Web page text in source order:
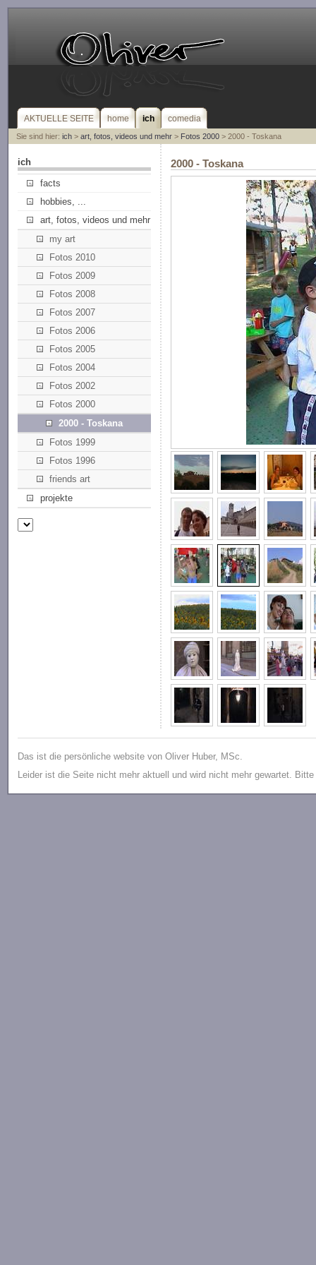
AKTUELLE SEITE home ich comedia
Sie sind hier: ich> art, fotos, videos und mehr> Fotos 2000> 2000 - Toskana
ich
facts
hobbies, ...
art, fotos, videos und mehr
my art
Fotos 2010
Fotos 2009
Fotos 2008
Fotos 2007
Fotos 2006
Fotos 2005
Fotos 2004
Fotos 2002
Fotos 2000
2000 - Toskana
Fotos 1999
Fotos 1996
friends art
projekte
2000 - Toskana
Das ist die persönliche website von Oliver Huber, MSc.
Leider ist die Seite nicht mehr aktuell und wird nicht mehr gewartet.